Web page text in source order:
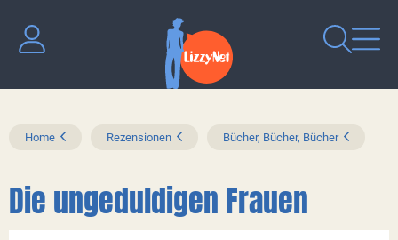
Home Rezensionen Bücher, Bücher, Bücher
Die ungeduldigen Frauen